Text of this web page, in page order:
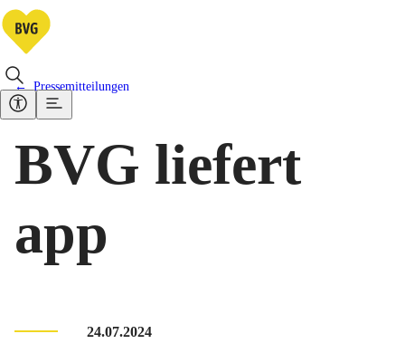
Pressemitteilungen
BVG liefert
app
24.07.2024